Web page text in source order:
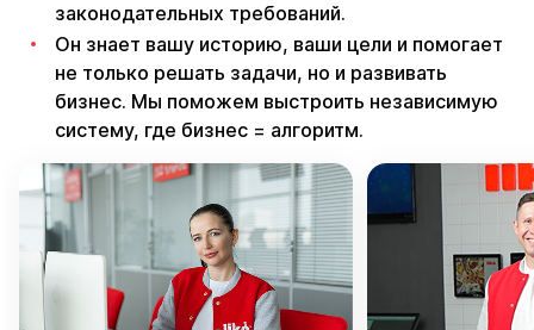
бизнес. Мы поможем выстроить независимую
систему, где бизнес = алгоритм.